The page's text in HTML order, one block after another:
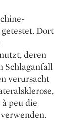
Dort
deren
Schlaganfall
verursacht
peu die